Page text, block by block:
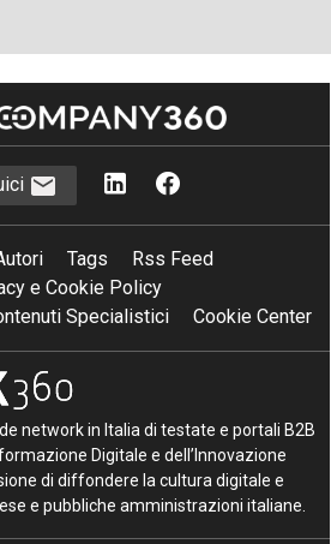
Tags
Rss Feed
e Cookie Policy
Specialistici
Cookie Center
network in Italia di testate e portali B2B
Digitale e dell’Innovazione
di diffondere la cultura digitale e
e pubbliche amministrazioni italiane.